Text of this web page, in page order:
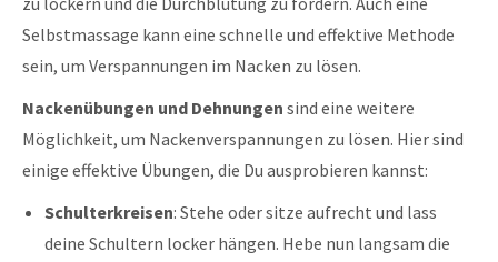
Selbstmassage kann eine schnelle und effektive Methode
sein, um Verspannungen im Nacken zu lösen.
Nackenübungen und Dehnungen sind eine weitere
Möglichkeit, um Nackenverspannungen zu lösen. Hier sind
einige effektive Übungen, die Du ausprobieren kannst:
Schulterkreisen: Stehe oder sitze aufrecht und lass
deine Schultern locker hängen. Hebe nun langsam die